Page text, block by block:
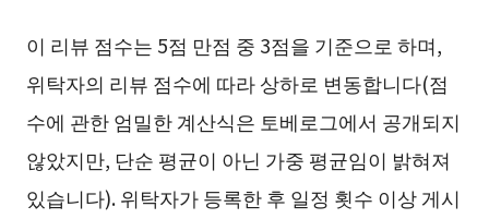
이 리뷰 점수는 5점 만점 중 3점을 기준으로 하며,
위탁자의 리뷰 점수에 따라 상하로 변동합니다(점
수에 관한 엄밀한 계산식은 토베로그에서 공개되지
않았지만, 단순 평균이 아닌 가중 평균임이 밝혀져
있습니다). 위탁자가 등록한 후 일정 횟수 이상 게시